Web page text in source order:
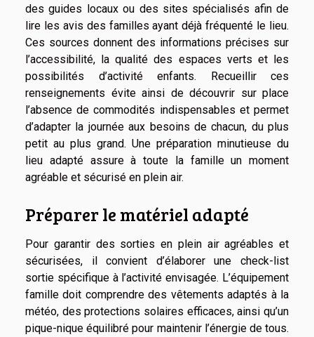
des guides locaux ou des sites spécialisés afin de
lire les avis des familles ayant déjà fréquenté le lieu.
Ces sources donnent des informations précises sur
l’accessibilité, la qualité des espaces verts et les
possibilités d’activité enfants. Recueillir ces
renseignements évite ainsi de découvrir sur place
l’absence de commodités indispensables et permet
d’adapter la journée aux besoins de chacun, du plus
petit au plus grand. Une préparation minutieuse du
lieu adapté assure à toute la famille un moment
agréable et sécurisé en plein air.
Préparer le matériel adapté
Pour garantir des sorties en plein air agréables et
sécurisées, il convient d’élaborer une check-list
sortie spécifique à l’activité envisagée. L’équipement
famille doit comprendre des vêtements adaptés à la
météo, des protections solaires efficaces, ainsi qu’un
pique-nique équilibré pour maintenir l’énergie de tous.